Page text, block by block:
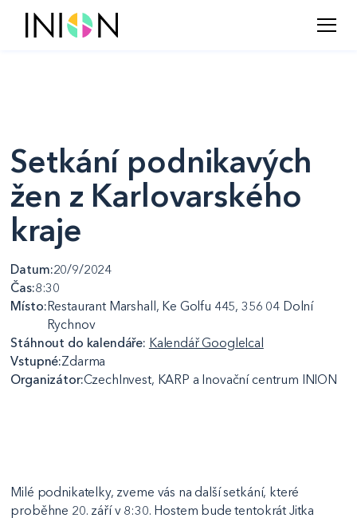
Setkání podnikavých
žen z Karlovarského
kraje
Datum:20/9/2024
Čas:8:30
Místo:Restaurant Marshall, Ke Golfu 445, 356 04 Dolní
Rychnov
Stáhnout do kalendáře: Kalendář GoogleIcal
Vstupné:Zdarma
Organizátor:CzechInvest, KARP a Inovační centrum INION
Milé podnikatelky, zveme vás na další setkání, které
proběhne 20. září v 8:30. Hostem bude tentokrát Jitka